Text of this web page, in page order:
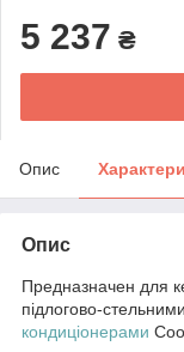
5 237 ₴
Опис
Опис
Предназначен для
підлогово-
кондиціонерами